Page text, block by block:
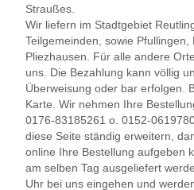
Straußes.
Wir liefern im Stadtgebiet
Teilgemeinden, sowie
Pliezhausen. Für alle andere
uns. Die Bezahlung kann völlig
Überweisung oder bar erfolgen.
Karte. Wir nehmen Ihre
0176-83185261 o. 0152-
diese Seite ständig erweitern,
online Ihre Bestellung aufgeben
am selben Tag ausgeliefert
Uhr bei uns eingehen und